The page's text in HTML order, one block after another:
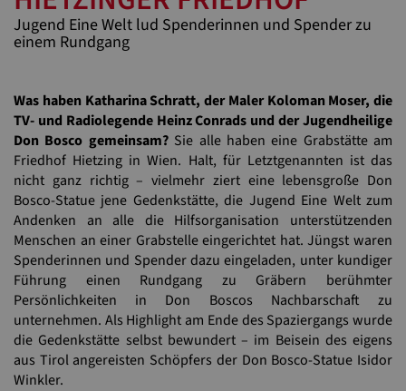
Jugend Eine Welt lud Spenderinnen und Spender zu
einem Rundgang
Was haben Katharina Schratt, der Maler Koloman Moser, die
TV- und Radiolegende Heinz Conrads und der Jugendheilige
Don Bosco gemeinsam?Sie alle haben eine Grabstätte am
Friedhof Hietzing in Wien. Halt, für Letztgenannten ist das
nicht ganz richtig – vielmehr ziert eine lebensgroße Don
Bosco-Statue jene Gedenkstätte, die Jugend Eine Welt zum
Andenken an alle die Hilfsorganisation unterstützenden
Menschen an einer Grabstelle eingerichtet hat. Jüngst waren
Spenderinnen und Spender dazu eingeladen, unter kundiger
Führung einen Rundgang zu Gräbern berühmter
Persönlichkeiten in Don Boscos Nachbarschaft zu
unternehmen. Als Highlight am Ende des Spaziergangs wurde
die Gedenkstätte selbst bewundert – im Beisein des eigens
aus Tirol angereisten Schöpfers der Don Bosco-Statue Isidor
Winkler.